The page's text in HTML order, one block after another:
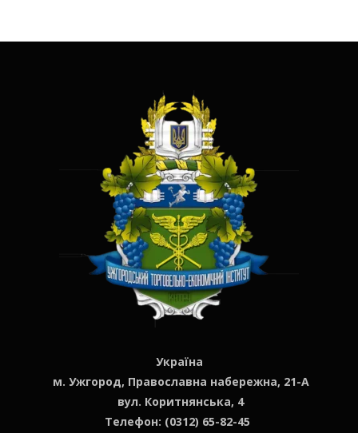
Україна
м. Ужгород, Православна набережна, 21-А
вул. Коритнянська, 4
Телефон: (0312) 65-82-45